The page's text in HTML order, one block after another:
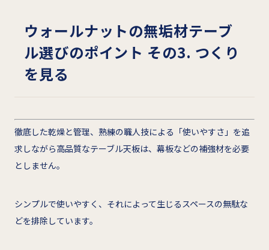
ウォールナットの無垢材テーブ
ル選びのポイント その3. つくり
を見る
徹底した乾燥と管理、熟練の職人技による「使いやすさ」を追
求しながら高品質なテーブル天板は、幕板などの補強材を必要
としません。
シンプルで使いやすく、それによって生じるスペースの無駄な
どを排除しています。